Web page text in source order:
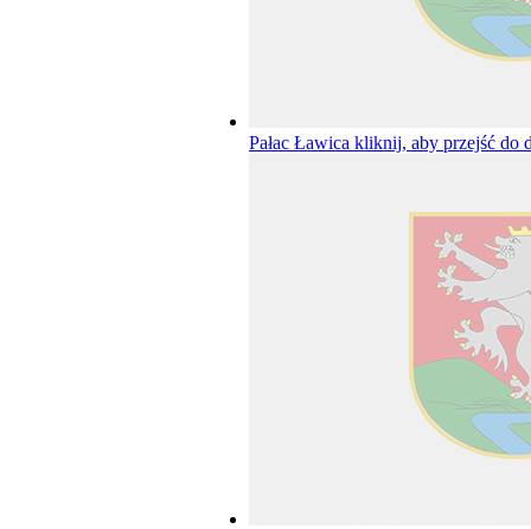
Pałac Ławica kliknij, aby przejść do